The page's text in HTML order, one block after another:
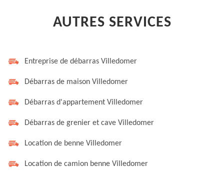
AUTRES SERVICES
Entreprise de débarras Villedomer
Débarras de maison Villedomer
Débarras d'appartement Villedomer
Débarras de grenier et cave Villedomer
Location de benne Villedomer
Location de camion benne Villedomer